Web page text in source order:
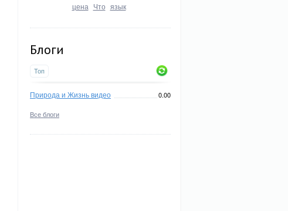
цена Что язык
Блоги
Топ
Природа и Жизнь видео 0.00
Все блоги